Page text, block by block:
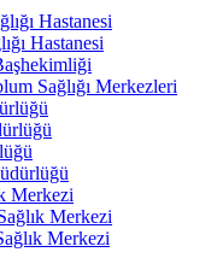
Hastanesi
Hastanesi
Sağlığı Merkezleri
Merkezi
Merkezi
Merkezi